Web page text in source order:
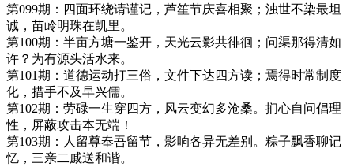
第099期：四面环绕请谨记，芦笙节庆喜相聚；浊世不染最坦
诚，苗岭明珠在凯里。
第100期：半亩方塘一鉴开，天光云影共徘徊；问渠那得清如
许？为有源头活水来。
第101期：道德运动打三俗，文件下达四方读；焉得时常制度
化，措手不及早兴儒。
第102期：劳碌一生穿四方，风云变幻多沧桑。扪心自问倡理
性，屏蔽攻击本无端！
第103期：人留尊奉吾留节，影响各异无差别。粽子飘香聊记
忆，三亲二戚送和谐。